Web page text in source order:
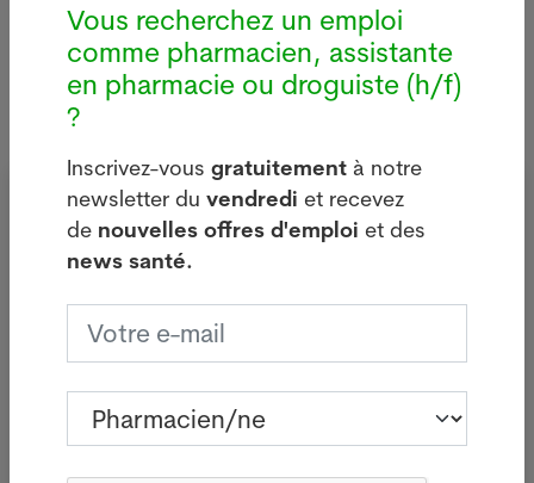
Inscrivez-vous à notre newsletter
gratuite du vendredi
Pharmacien/ne
Assistant/e en pharmacie
Droguiste
Vous recherchez un emploi
comme pharmacien, assistante
en pharmacie ou droguiste (h/f)
?
Inscrivez-vous gratuitement à notre
newsletter du vendredi et recevez
de nouvelles offres d'emploi et des
news santé.